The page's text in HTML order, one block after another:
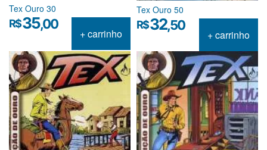
Tex Ouro 30
R$35,00
+ carrinho
Tex Ouro 50
R$32,50
+ carrinho